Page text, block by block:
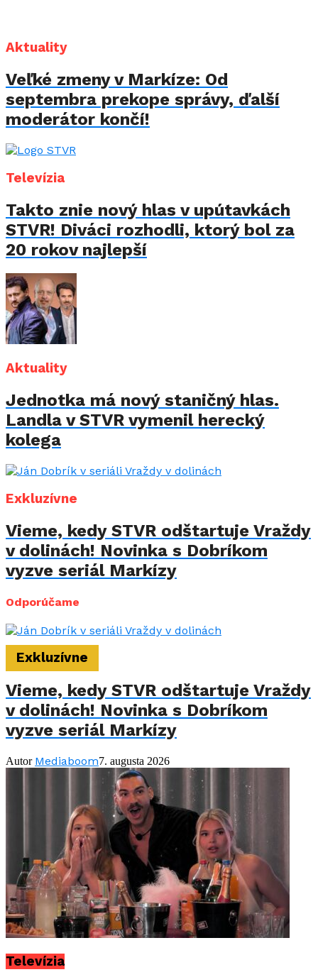
Aktuality
Veľké zmeny v Markíze: Od
septembra prekope správy, ďalší
moderátor končí!
Televízia
Takto znie nový hlas v upútavkách
STVR! Diváci rozhodli, ktorý bol za
20 rokov najlepší
Aktuality
Jednotka má nový staničný hlas.
Landla v STVR vymenil herecký
kolega
Exkluzívne
Vieme, kedy STVR odštartuje Vraždy
v dolinách! Novinka s Dobríkom
vyzve seriál Markízy
Odporúčame
Exkluzívne
Vieme, kedy STVR odštartuje Vraždy
v dolinách! Novinka s Dobríkom
vyzve seriál Markízy
Autor Mediaboom7. augusta 2026
Televízia